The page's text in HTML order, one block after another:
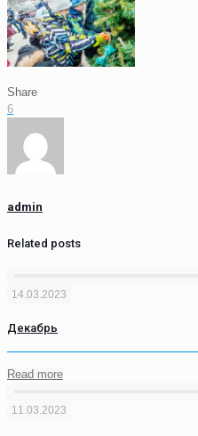
Share
6
admin
Related posts
14.03.2023
Декабрь
Read more
11.03.2023